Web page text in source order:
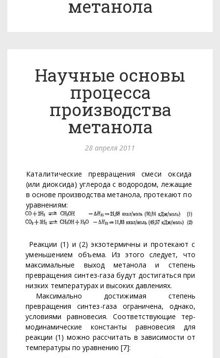
метанола
Научные основы
процесса
производства
метанола
28 апреля 2011
Каталитические превращения смеси оксида
(или диоксида) угле­рода с водородом, лежащие
в основе производства метанола, протекают по
уравнениям:
Реакции (1) и (2) экзотермичны и протекают с
уменьшением объ­ема. Из этого следует, что
максимальные выход метанола и степень
превращения синтез-газа будут достигаться при
низких темпера­турах и высоких давлениях.
Максимально достижимая степень
превращения синтез-газа ограничена, однако,
условиями равновесия. Соответствующие тер­
модинамические константы равновесия для
реакции (1) можно рас­считать в зависимости от
температуры по уравнению [7]: